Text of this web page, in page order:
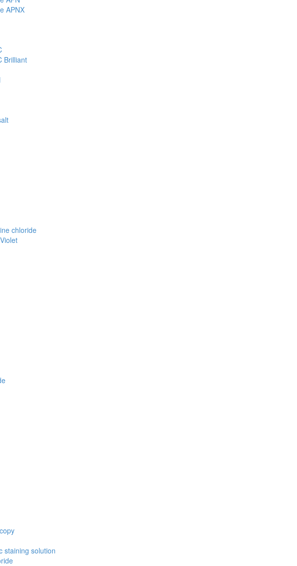
APNX
Brilliant
chloride
staining solution